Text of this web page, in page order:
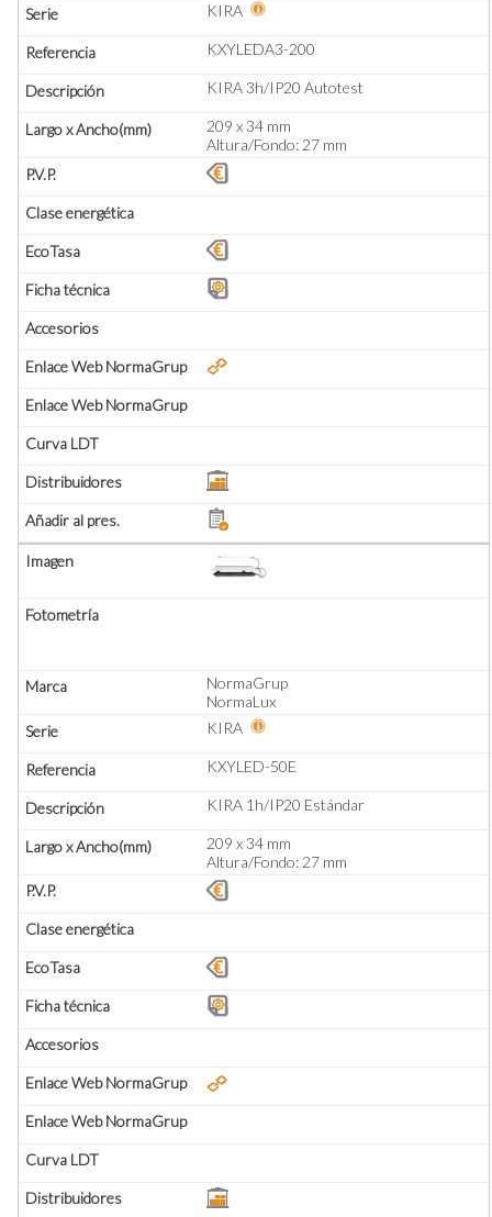
KIRA
KXYLEDA3-200
KIRA 3h/IP20 Autotest
209 x 34 mm
Altura/Fondo: 27 mm
NormaGrup
NormaLux
KIRA
KXYLED-50E
KIRA 1h/IP20 Estándar
209 x 34 mm
Altura/Fondo: 27 mm